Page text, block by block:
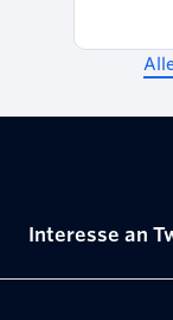
Interesse an